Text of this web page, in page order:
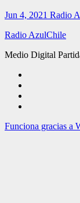
Jun 4, 2021 Radio
Radio AzulChile
Medio Digital
Funciona gracias a